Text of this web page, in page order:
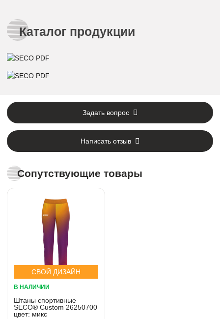
Каталог продукции
Задать вопрос
Написать отзыв
Сопутствующие товары
СВОЙ ДИЗАЙН
В НАЛИЧИИ
Штаны спортивные
SECO® Custom 26250700
цвет: микс